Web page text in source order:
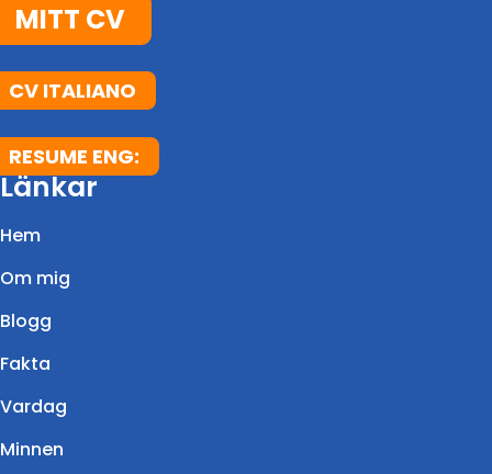
MITT CV
CV ITALIANO
RESUME ENG:
Länkar
Hem
Om mig
Blogg
Fakta
Vardag
Minnen